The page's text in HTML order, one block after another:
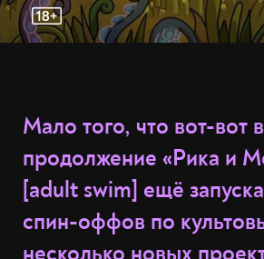
Мало того, что вот-вот
продолжение «Рика и
[adult swim] ещё
спин-оффов по